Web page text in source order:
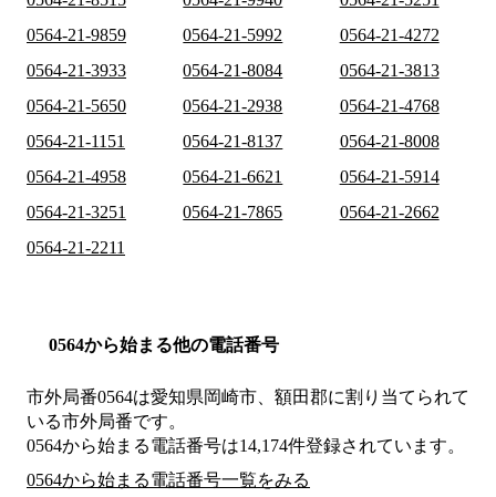
0564-21-9859
0564-21-5992
0564-21-4272
0564-21-3933
0564-21-8084
0564-21-3813
0564-21-5650
0564-21-2938
0564-21-4768
0564-21-1151
0564-21-8137
0564-21-8008
0564-21-4958
0564-21-6621
0564-21-5914
0564-21-3251
0564-21-7865
0564-21-2662
0564-21-2211
0564から始まる他の電話番号
市外局番0564は愛知県岡崎市、額田郡に割り当てられて
いる市外局番です。
0564から始まる電話番号は14,174件登録されています。
0564から始まる電話番号一覧をみる